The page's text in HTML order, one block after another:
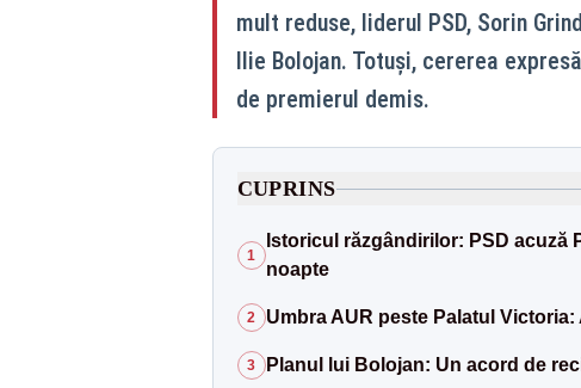
mult reduse, liderul PSD, Sorin
Ilie Bolojan. Totuși, cererea
de premierul demis.
CUPRINS
1
Istoricul răzgândirilor: PSD acuză
noapte
2 Umbra AUR peste Palatul
3 Planul lui Bolojan: Un acord de